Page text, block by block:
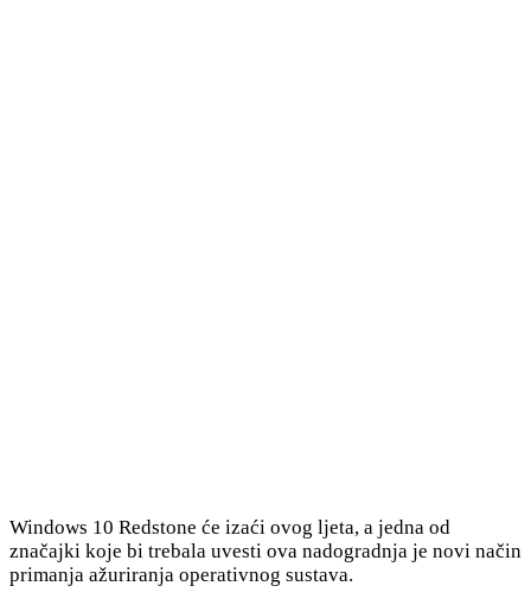
Windows 10 Redstone će izaći ovog ljeta, a jedna od
značajki koje bi trebala uvesti ova nadogradnja je novi način
primanja ažuriranja operativnog sustava.